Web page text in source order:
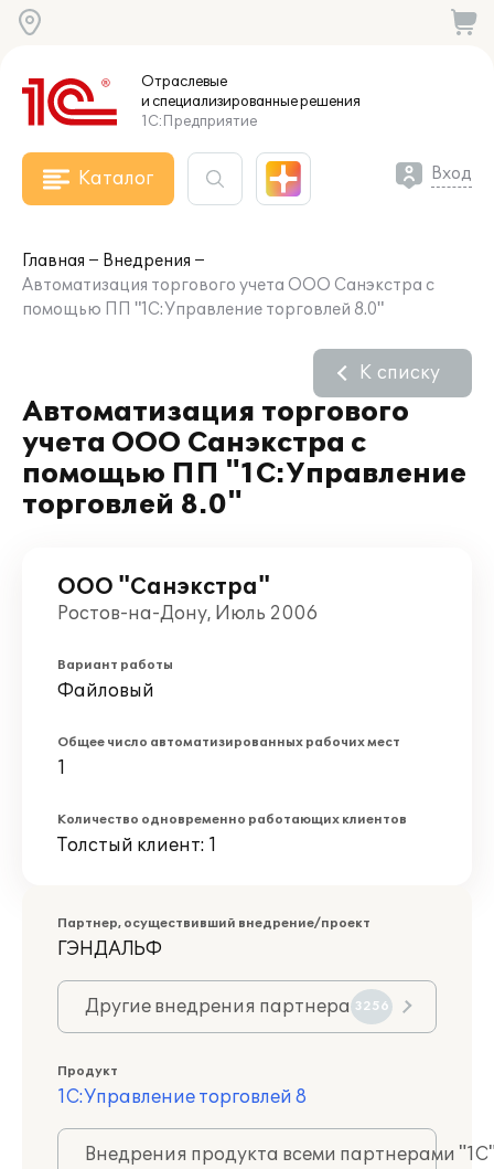
Отраслевые
и специализированныерешения
1С:Предприятие
Каталог Вход
Главная
Внедрения
Автоматизация торгового учета ООО Санэкстра с
помощью ПП "1С:Управление торговлей 8.0"
Автоматизация торгового
учета ООО Санэкстра с
помощью ПП "1С:Управление
торговлей 8.0"
К списку
ООО "Санэкстра"
Ростов-на-Дону, Июль 2006
Вариант работы
Файловый
Общее число автоматизированных рабочих мест
1
Количество одновременно работающих клиентов
Толстый клиент: 1
Партнер, осуществивший внедрение/проект
ГЭНДАЛЬФ
Другие внедрения партнера 3256
Продукт
1С:Управление торговлей 8
Внедрения продукта всеми партнерами